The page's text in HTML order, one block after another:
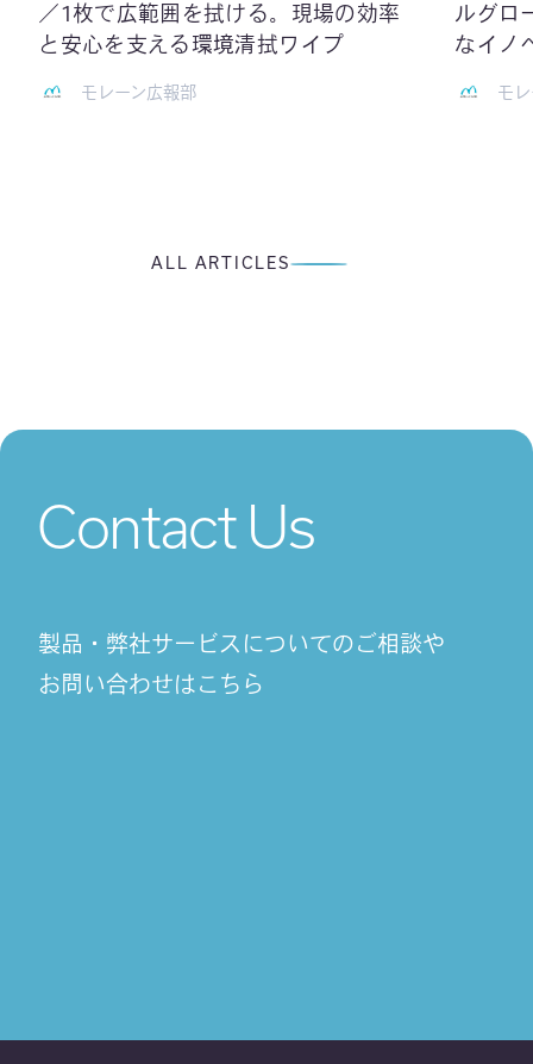
ALL ARTICLES
／1枚で広範囲を拭ける。現場の効率
と安心を支える環境清拭ワイプ
モレーン広報部
ルグロ
なイノ
モ
Contact Us
製品・弊社サービスについてのご相談や
お問い合わせはこちら